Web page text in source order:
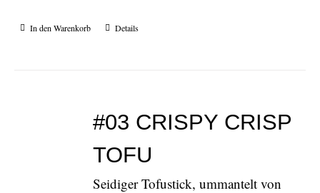
In den Warenkorb Details
#03 CRISPY CRISP
TOFU
Seidiger Tofustick, ummantelt von